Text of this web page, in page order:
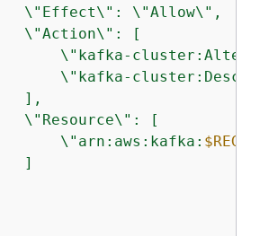
\"Effect\": \"Allow\",
\"Action\": [
\"kafka-
\"kafka-
],
\"Resource\": [
\"arn:aws:kafka:
$REGION
]